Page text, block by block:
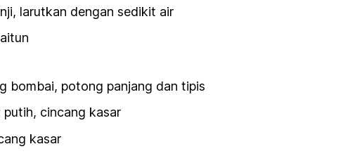
larutkan dengan sedikit air
bombai, potong panjang dan tipis
cincang kasar
kasar